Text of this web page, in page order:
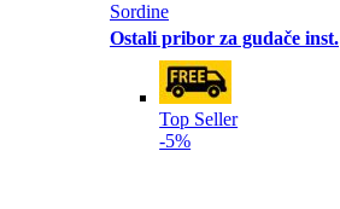
Sordine
Ostali pribor za gudače inst.
Top Seller
-5%